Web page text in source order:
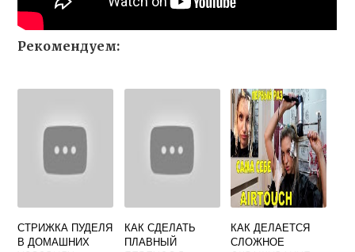
Рекомендуем:
СТРИЖКА ПУДЕЛЯ
В ДОМАШНИХ
КАК СДЕЛАТЬ
ПЛАВНЫЙ
КАК ДЕЛАЕТСЯ
СЛОЖНОЕ